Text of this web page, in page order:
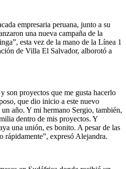
empresaria peruana, junto a su
una nueva campaña de la
esta vez de la mano de la Línea 1
de Villa El Salvador, alborotó a
son proyectos que me gusta hacerlo
que dio inicio a este nuevo
año. Y mi hermano Sergio, también,
dentro de mis proyectos. Y
una unión, es bonito. A pesar de las
rápidamente”, expresó Alejandra.